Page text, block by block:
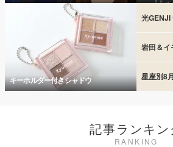
キーホルダー付きシャドウ
光GENJI
岩田＆イ
星座別8
記事ランキン
RANKING